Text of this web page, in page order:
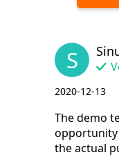
S
2020-12-13
The demo
the actual